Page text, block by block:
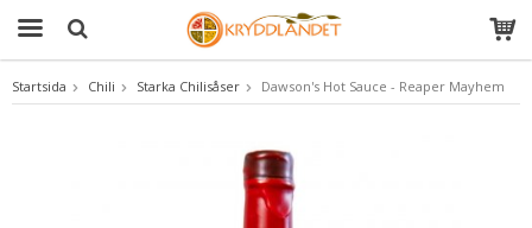
Produkten har blivit tillagd i varukorgen
Startsida Chili Starka Chilisåser Dawson's Hot Sauce - Reaper Mayhem